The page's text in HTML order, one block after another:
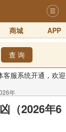
商城 APP
查 询
客服系统开通，欢迎
及感觉！！
年
（2026年6